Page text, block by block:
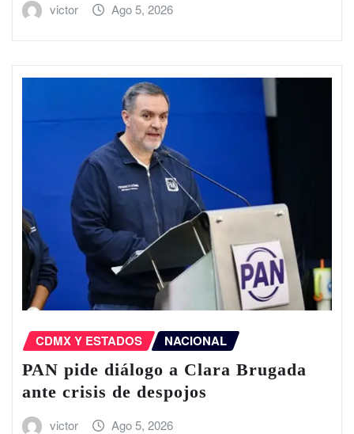
victor Ago 5, 2026
CDMX Y ESTADOS NACIONAL
PAN pide diálogo a Clara Brugada
ante crisis de despojos
victor Ago 5, 2026